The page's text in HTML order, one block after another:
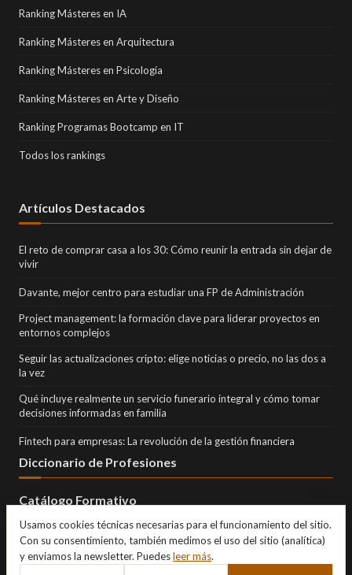
Ranking Másteres en IA
Ranking Másteres en Arquitectura
Ranking Másteres en Psicología
Ranking Másteres en Arte y Diseño
Ranking Programas Bootcamp en IT
Todos los rankings
Artículos Destacados
El reto de comprar casa a los 30: Cómo reunir la entrada sin dejar de
vivir
Davante, mejor centro para estudiar una FP de Administración
Project management: la formación clave para liderar proyectos en
entornos complejos
Seguir las actualizaciones cripto: elige noticias o precio, no las dos a
la vez
Qué incluye realmente un servicio funerario integral y cómo tomar
decisiones informadas en familia
Fintech para empresas: La revolución de la gestión financiera
Diccionario de Profesiones
Catálogo Formativo
Usamos cookies técnicas necesarias para el funcionamiento del sitio.
Con su consentimiento, también medimos el uso del sitio (analítica)
y enviamos la newsletter. Puedesleer más.